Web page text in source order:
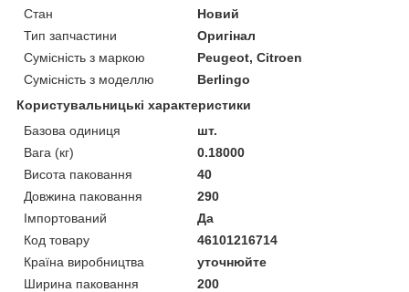
Стан
Новий
Тип запчастини
Оригінал
Сумісність з маркою
Peugeot, Citroen
Сумісність з моделлю
Berlingo
Користувальницькі характеристики
Базова одиниця
шт.
Вага (кг)
0.18000
Висота паковання
40
Довжина паковання
290
Імпортований
Да
Код товару
46101216714
Країна виробництва
уточнюйте
Ширина паковання
200